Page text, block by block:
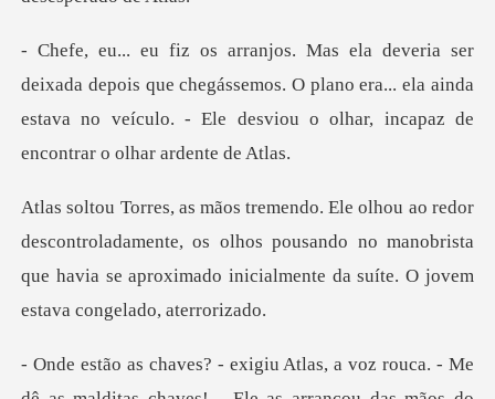
ois que chegássemos. O plano era... ela ainda
estava no veículo. -
roladamente, os olhos pousando no manobrista
que havia se aproxim